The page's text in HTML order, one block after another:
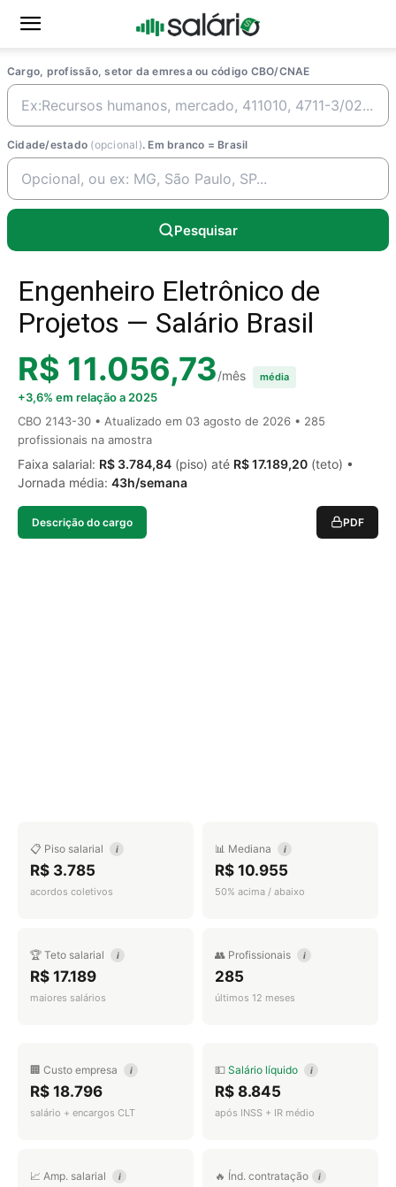
Cargo, profissão, setor da emresa ou código CBO/CNAE
Cidade/estado (opcional). Em branco = Brasil
Pesquisar
Engenheiro Eletrônico de
Projetos — Salário Brasil
R$ 11.056,73/mês média
+3,6% em relação a 2025
CBO 2143-30 • Atualizado em 03 agosto de 2026 • 285
profissionais na amostra
Faixa salarial: R$ 3.784,84 (piso) até R$ 17.189,20 (teto) •
Jornada média: 43h/semana
Descrição do cargo PDF
📋 Piso salarial i
R$ 3.785
acordos coletivos
📊 Mediana i
R$ 10.955
50% acima / abaixo
🏆 Teto salarial i
R$ 17.189
maiores salários
👥 Profissionais i
285
últimos 12 meses
🏢 Custo empresa i
R$ 18.796
salário + encargos CLT
💵 Salário líquido i
R$ 8.845
após INSS + IR médio
📈 Amp. salarial i 🔥 Índ. contratação i